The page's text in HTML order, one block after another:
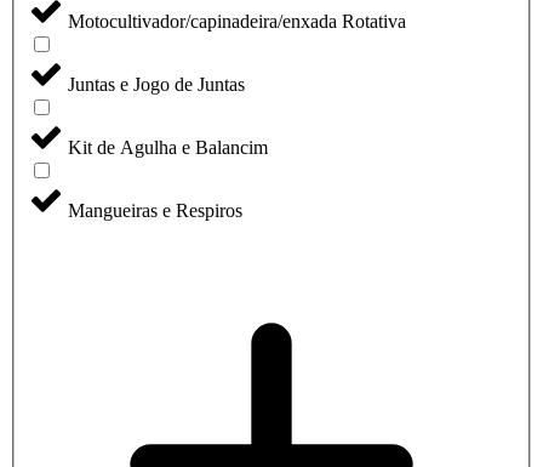
Motocultivador/capinadeira/enxada Rotativa
Juntas e Jogo de Juntas
Kit de Agulha e Balancim
Mangueiras e Respiros